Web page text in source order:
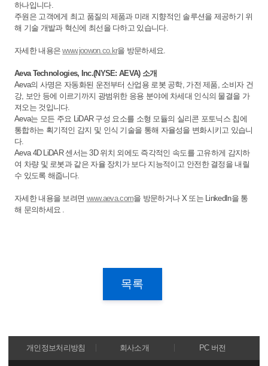
하나입니다.
주원은 고객에게 최고 품질의 제품과 미래 지향적인 솔루션을 제공하기 위
해 기술 개발과 혁신에 최선을 다하고 있습니다.
자세한 내용은www.joowon.co.kr을 방문하세요.
Aeva Technologies, Inc.(NYSE: AEVA) 소개
Aeva의 사명은 자동화된 운전부터 산업용 로봇 공학, 가전 제품, 소비자 건
강, 보안 등에 이르기까지 광범위한 응용 분야에 차세대 인식의 물결을 가
져오는 것입니다.
Aeva는 모든 주요 LiDAR 구성 요소를 소형 모듈의 실리콘 포토닉스 칩에
통합하는 획기적인 감지 및 인식 기술을 통해 자율성을 변화시키고 있습니
다.
Aeva 4D LiDAR 센서는 3D 위치 외에도 즉각적인 속도를 고유하게 감지하
여 차량 및 로봇과 같은 자율 장치가 보다 지능적이고 안전한 결정을 내릴
수 있도록 해줍니다.
자세한 내용을 보려면 www.aeva.com을 방문하거나 X 또는 LinkedIn을 통
해 문의하세요 .
목록
개인정보처리방침 회사소개 PC 버전